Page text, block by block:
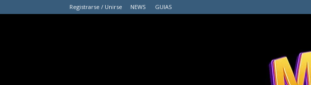
Registrarse / Unirse NEWS GUIAS